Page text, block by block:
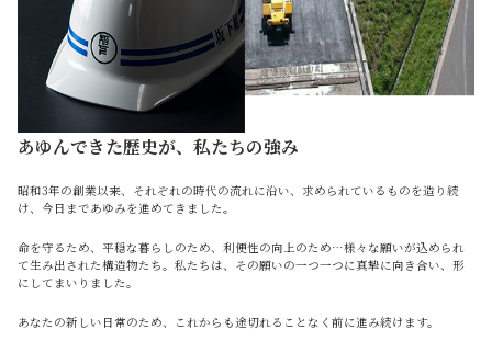
あゆんできた歴史が、私たちの強み
昭和3年の創業以来、それぞれの時代の流れに沿い、求められているものを造り続
け、今日まであゆみを進めてきました。
命を守るため、平穏な暮らしのため、利便性の向上のため…様々な願いが込められ
て生み出された構造物たち。私たちは、その願いの一つ一つに真摯に向き合い、形
にしてまいりました。
あなたの新しい日常のため、これからも途切れることなく前に進み続けます。